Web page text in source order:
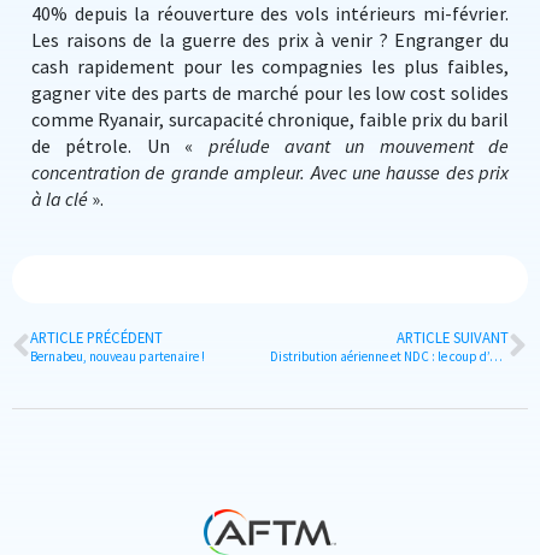
40% depuis la réouverture des vols intérieurs mi-février.
Les raisons de la guerre des prix à venir ? Engranger du
cash rapidement pour les compagnies les plus faibles,
gagner vite des parts de marché pour les low cost solides
comme Ryanair, surcapacité chronique, faible prix du baril
de pétrole. Un « prélude avant un mouvement de
concentration de grande ampleur. Avec une hausse des prix
à la clé ».
ARTICLE PRÉCÉDENT
Bernabeu, nouveau partenaire !
ARTICLE SUIVANT
Distribution aérienne et NDC : le coup d’accélérateur